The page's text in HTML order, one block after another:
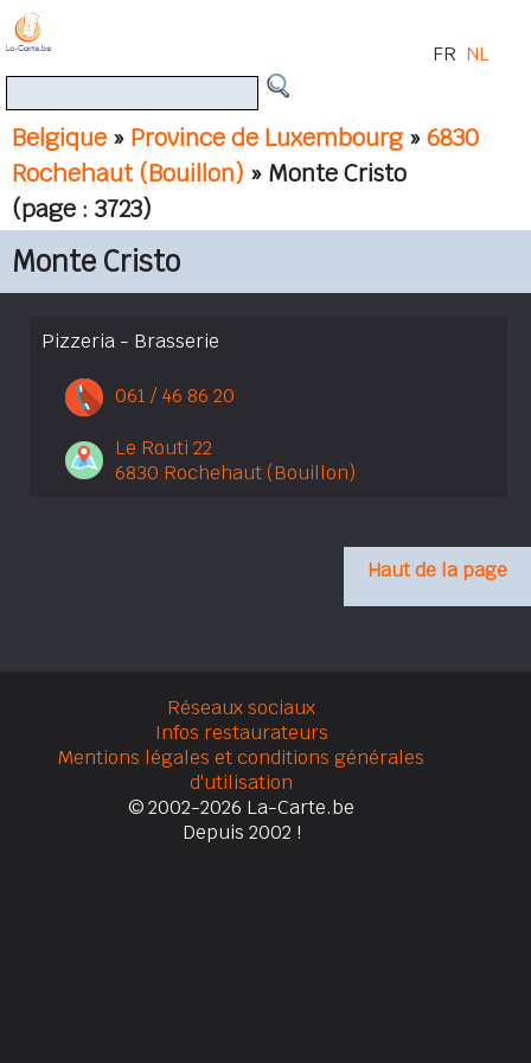
Belgique » Province de Luxembourg»6830
Rochehaut (Bouillon) » Monte Cristo
(page : 3723)
FR NL
Monte Cristo
Pizzeria - Brasserie
061 / 46 86 20
Le Routi 22
6830 Rochehaut (Bouillon)
Haut de la page
Réseaux sociaux
Infos restaurateurs
Mentions légales et conditions générales
d'utilisation
© 2002-2026 La-Carte.be
Depuis 2002 !